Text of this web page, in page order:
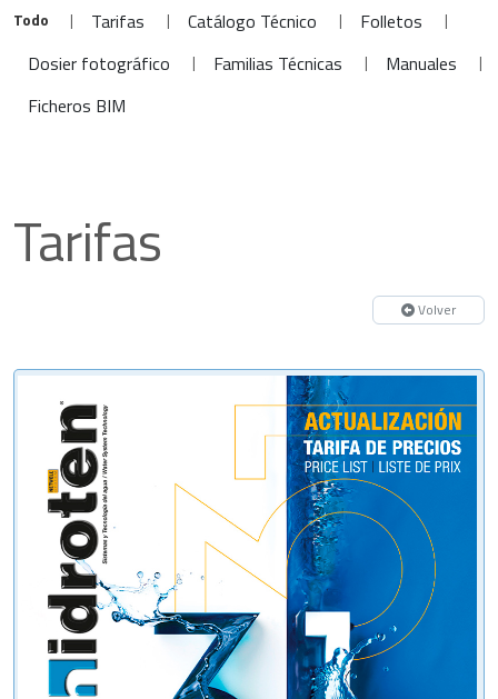
Todo | Tarifas | Catálogo Técnico | Folletos |
Dosier fotográfico | Familias Técnicas | Manuales |
Ficheros BIM
Tarifas
Volver